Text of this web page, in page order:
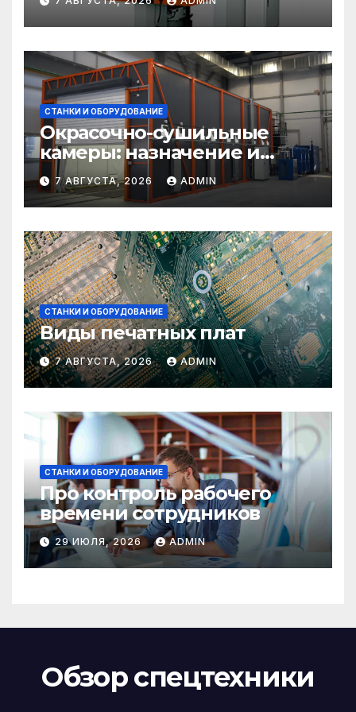
СТАНКИ И ОБОРУДОВАНИЕ
Окрасочно-сушильные
камеры: назначение и
области применения
7 АВГУСТА, 2026 ADMIN
СТАНКИ И ОБОРУДОВАНИЕ
Виды печатных плат
7 АВГУСТА, 2026 ADMIN
СТАНКИ И ОБОРУДОВАНИЕ
Про контроль рабочего
времени сотрудников
29 ИЮЛЯ, 2026 ADMIN
Обзор спецтехники